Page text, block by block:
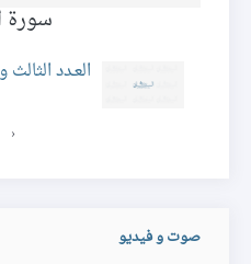
سورة
العـدد
‹
صوت و فيديو